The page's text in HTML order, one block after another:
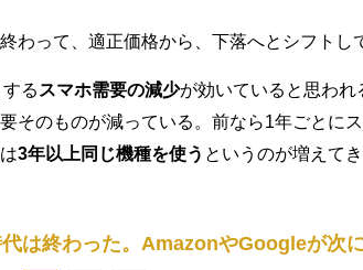
わって、適正価格から、下落へとシフトし
る スマホ需要の減少が効いていると思われ
そのものが減っている。前なら1年ごとに
3年以上同じ機種を使う というのが増えて
は終わった。AmazonやGoogleが次